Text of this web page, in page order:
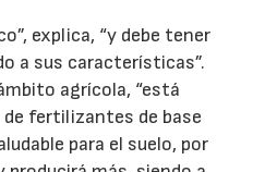
explica, “y debe tener
a sus características”.
agrícola, “está
de fertilizantes de base
para el suelo, por